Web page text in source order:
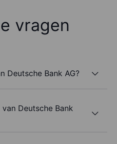
vragen
Deutsche Bank AG?
Deutsche Bank